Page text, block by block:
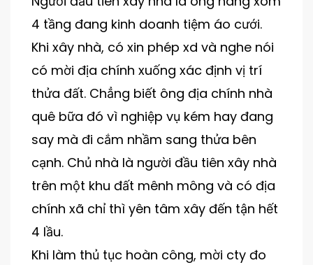
4 tầng đang kinh doanh tiệm áo cưới.
Khi xây nhà, có xin phép xd và nghe nói
có mời địa chính xuống xác định vị trí
thửa đất. Chẳng biết ông địa chính nhà
quê bữa đó vì nghiệp vụ kém hay đang
say mà đi cắm nhầm sang thửa bên
cạnh. Chủ nhà là người đầu tiên xây nhà
trên một khu đất mênh mông và có địa
chính xã chỉ thì yên tâm xây đến tận hết
4 lầu.
Khi làm thủ tục hoàn công, mời cty đo